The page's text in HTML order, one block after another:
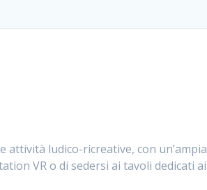
attività ludico-ricreative, con un’ampia
VR o di sedersi ai tavoli dedicati ai